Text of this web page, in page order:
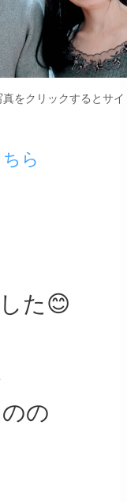
をクリックするとサ
ら
た😊
の